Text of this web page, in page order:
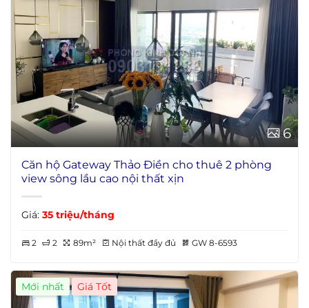
6
Căn hộ Gateway Thảo Điền cho thuê 2 phòng
view sông lầu cao nội thất xịn
Giá: 35 triệu/tháng
2 2 89m² Nội thất đầy đủ GW 8-6593
Mới nhất